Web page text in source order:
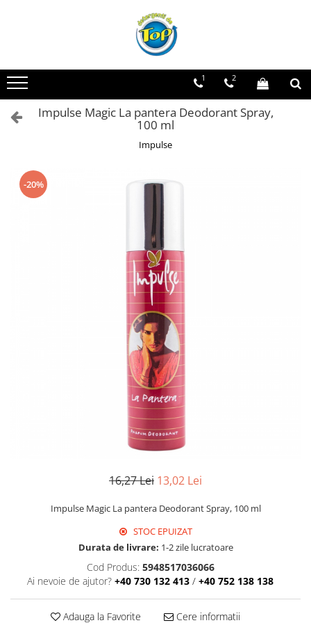
Ingrijire Casa
Detergenti Rufe
Detergenti Pudra
Detergenti Curatenie Casa
Sano Detergent Pardoseli
Produse Pentru Bucatarie
Detergenti Curatenie Casa
Pachete Produse Curatenie
Produse Pentru Baie
Odorizant WC Bref
Odorizant Vas WC
Odorizant Bazin WC
Cantar
Produse Pentru Bucatarie
1 2
Impulse Magic La pantera Deodorant Spray,
100 ml
Impulse
-20%
16,27 Lei 13,02 Lei
Impulse Magic La pantera Deodorant Spray, 100 ml
STOC EPUIZAT
Durata de livrare: 1-2 zile lucratoare
Cod Produs: 5948517036066
Ai nevoie de ajutor? +40 730 132 413 / +40 752 138 138
Adauga la Favorite Cere informatii